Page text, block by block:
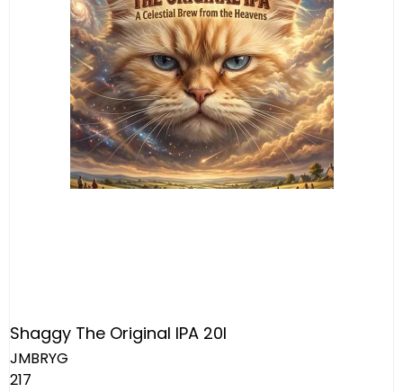
Shaggy The Original IPA 20l
JMBRYG
217